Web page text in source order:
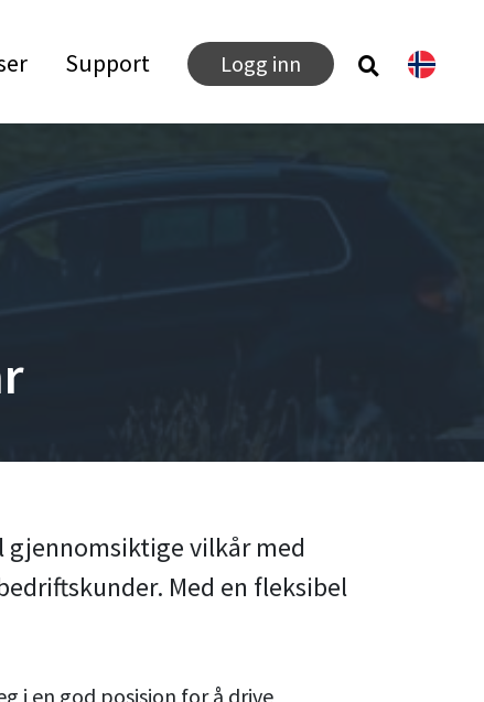
Support Logg inn
vilkår med
Med en fleksibel
i en god posisjon for å drive